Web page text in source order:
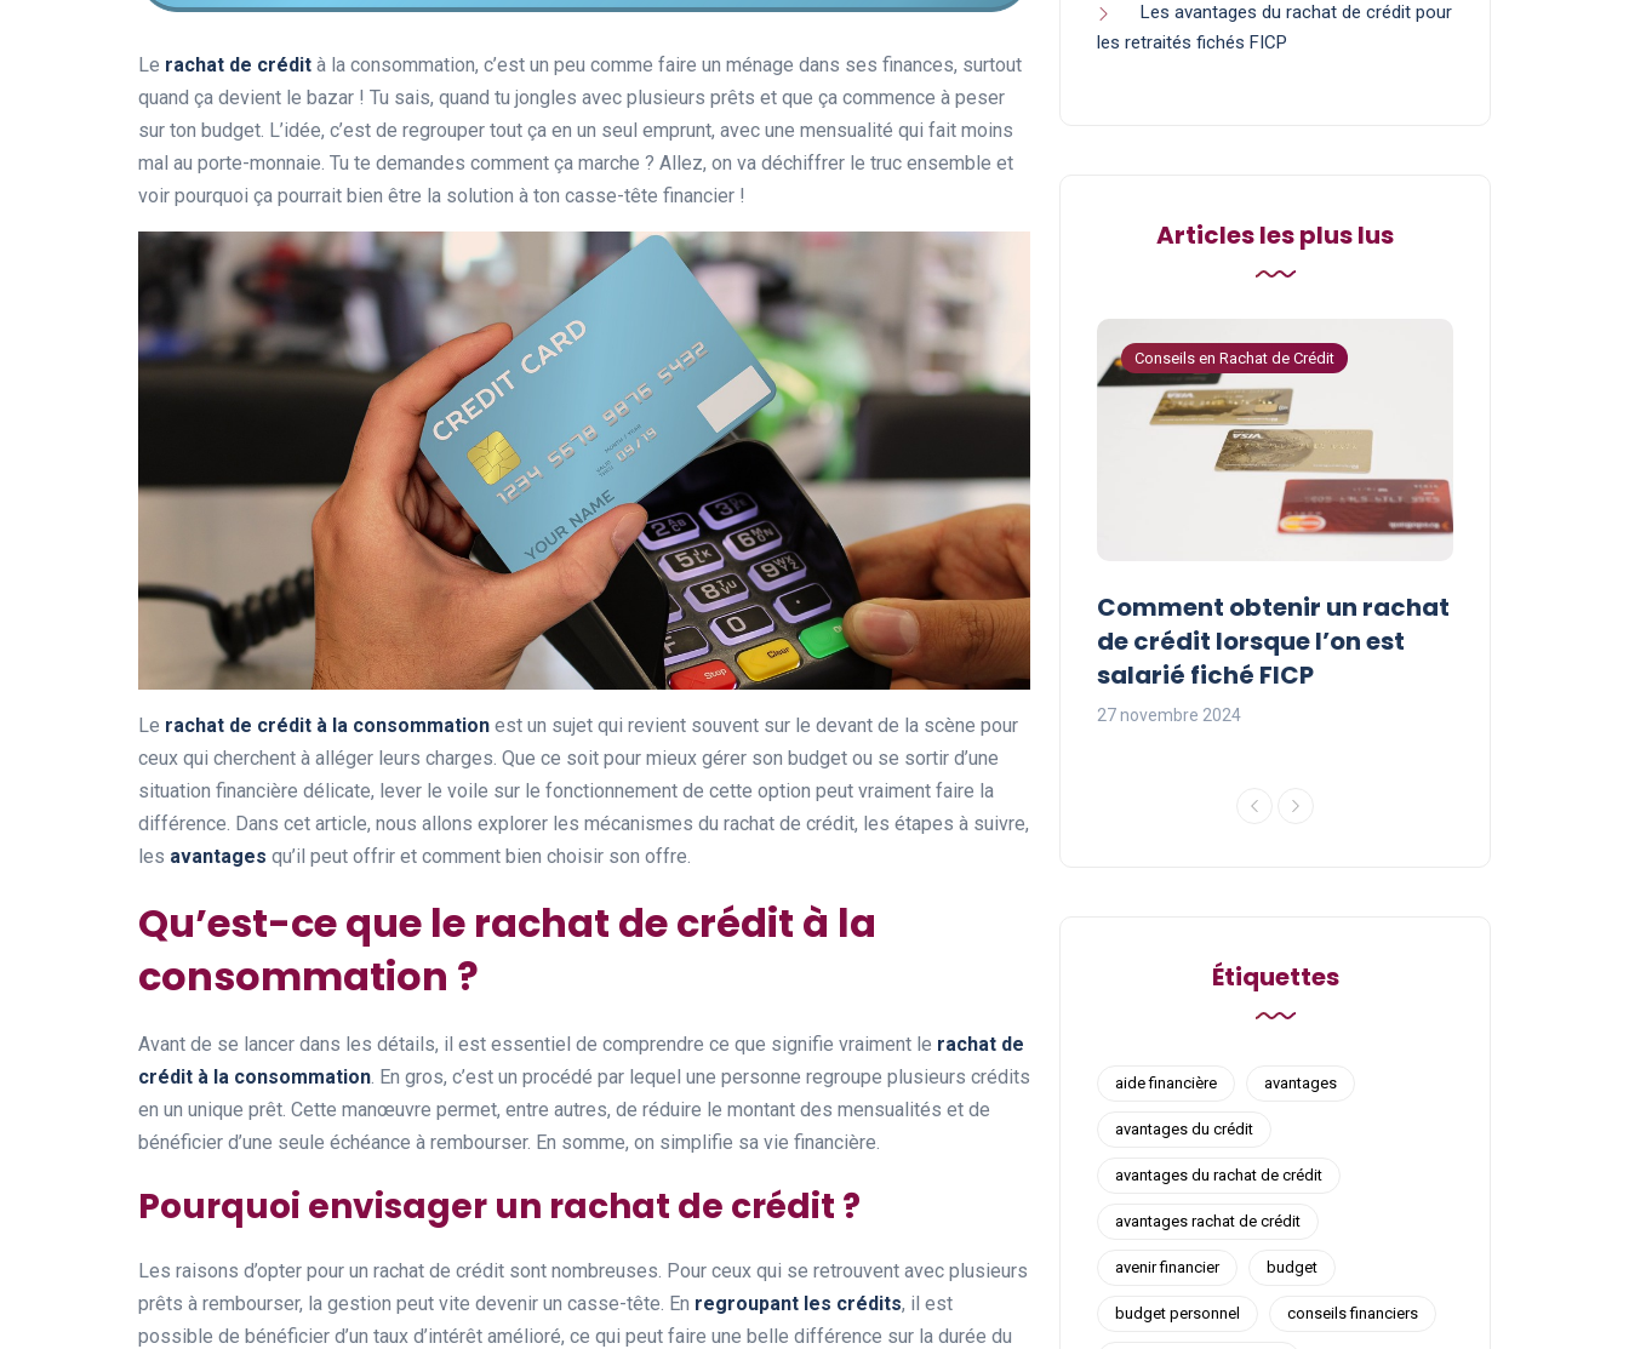
Le rachat de crédit à la consommation, c’est un peu comme faire un ménage dans ses finances, surtout
quand ça devient le bazar ! Tu sais, quand tu jongles avec plusieurs prêts et que ça commence à peser
sur ton budget. L’idée, c’est de regrouper tout ça en un seul emprunt, avec une mensualité qui fait moins
mal au porte-monnaie. Tu te demandes comment ça marche ? Allez, on va déchiffrer le truc ensemble et
voir pourquoi ça pourrait bien être la solution à ton casse-tête financier !
Le rachat de crédit à la consommation est un sujet qui revient souvent sur le devant de la scène pour
ceux qui cherchent à alléger leurs charges. Que ce soit pour mieux gérer son budget ou se sortir d’une
situation financière délicate, lever le voile sur le fonctionnement de cette option peut vraiment faire la
différence. Dans cet article, nous allons explorer les mécanismes du rachat de crédit, les étapes à suivre,
les avantages qu’il peut offrir et comment bien choisir son offre.
Qu’est-ce que le rachat de crédit à la
consommation ?
Avant de se lancer dans les détails, il est essentiel de comprendre ce que signifie vraiment le rachat de
crédit à la consommation. En gros, c’est un procédé par lequel une personne regroupe plusieurs crédits
en un unique prêt. Cette manœuvre permet, entre autres, de réduire le montant des mensualités et de
bénéficier d’une seule échéance à rembourser. En somme, on simplifie sa vie financière.
Pourquoi envisager un rachat de crédit ?
Les raisons d’opter pour un rachat de crédit sont nombreuses. Pour ceux qui se retrouvent avec plusieurs
prêts à rembourser, la gestion peut vite devenir un casse-tête. En regroupant les crédits, il est
possible de bénéficier d’un taux d’intérêt amélioré, ce qui peut faire une belle différence sur la durée du
Les avantages du rachat de crédit pour
les retraités fichés FICP
Articles les plus lus
Conseils en Rachat de Crédit
Les étapes à suivre pour
réussir son rachat de crédit
en étant retraité et fiché
27 novembre 2024
Conseils en Rachat de Crédit
Comment obtenir un rachat
de crédit lorsque l’on est
salarié fiché FICP
27 novembre 2024
Étiquettes
aide financière avantages
avantages du crédit
avantages du rachat de crédit
avantages rachat de crédit
avenir financier budget
budget personnel conseils financiers